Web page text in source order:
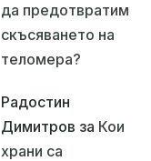
да предотвратим
скъсяването на
теломера?
Радостин
Димитров за Кои
храни са